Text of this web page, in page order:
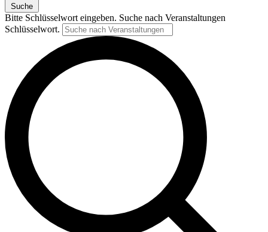
Suche
Bitte Schlüsselwort eingeben. Suche nach Veranstaltungen
Schlüsselwort.